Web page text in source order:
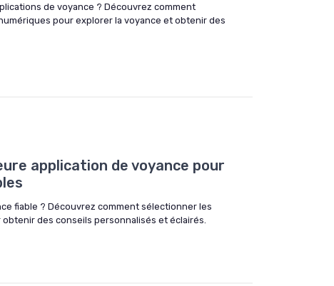
de voyance ? Découvrez comment
pour explorer la voyance et obtenir des
application de voyance pour
fiable ? Découvrez comment sélectionner les
des conseils personnalisés et éclairés.